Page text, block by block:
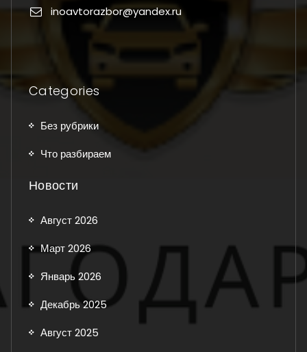
inoavtorazbor@yandex.ru
Categories
Без рубрики
Что разбираем
Новости
Август 2026
Март 2026
Январь 2026
Декабрь 2025
Август 2025